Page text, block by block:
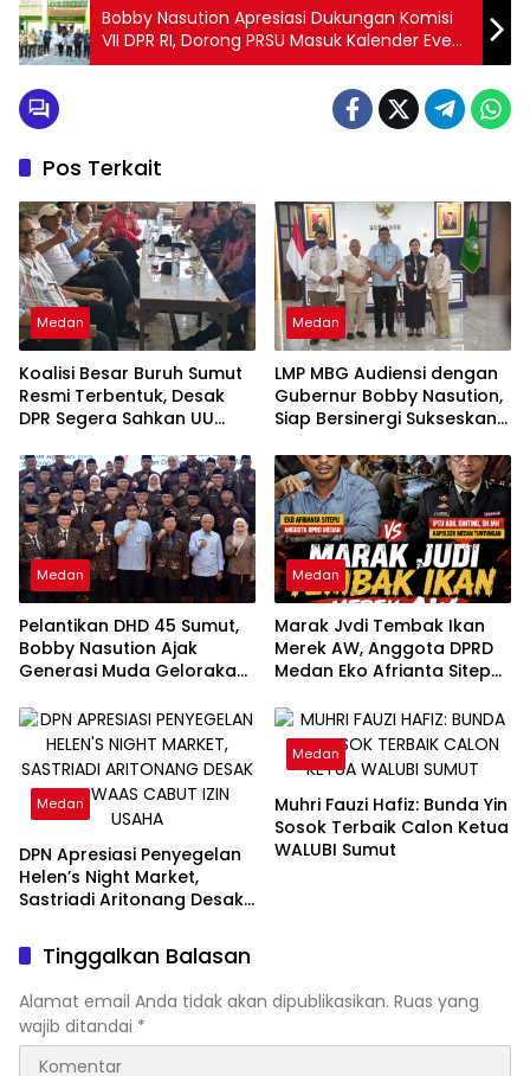
Bobby Nasution Apresiasi Dukungan Komisi
VII DPR RI, Dorong PRSU Masuk Kalender Event
Nasional
Pos Terkait
Medan
Koalisi Besar Buruh Sumut
Resmi Terbentuk, Desak
DPR Segera Sahkan UU
“Bukan Tambal Sulam, Tapi
Perubahan Total”
Medan
LMP MBG Audiensi dengan
Gubernur Bobby Nasution,
Siap Bersinergi Sukseskan
Gratis di Sumatera Utara
Medan
Pelantikan DHD 45 Sumut,
Bobby Nasution Ajak
Generasi Muda Gelorakan
Medan
Marak Jvdi Tembak Ikan
Merek AW, Anggota DPRD
Medan Eko Afrianta Sitepu
Copot Kapolsek Medan
Tuntungan
Medan
DPN Apresiasi Penyegelan
Helen’s Night Market,
Sastriadi Aritonang Desak
Usaha
Medan
Muhri Fauzi Hafiz: Bunda Yin
Sosok Terbaik Calon Ketua
WALUBI Sumut
Tinggalkan Balasan
Alamat email Anda tidak akan dipublikasikan. Ruas yang
wajib ditandai *